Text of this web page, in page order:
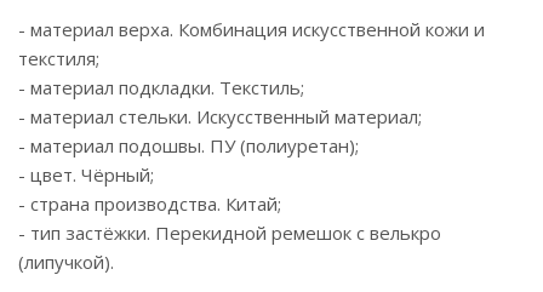
- материал верха. Комбинация искусственной кожи и
текстиля;
- материал подкладки. Текстиль;
- материал стельки. Искусственный материал;
- материал подошвы. ПУ (полиуретан);
- цвет. Чёрный;
- страна производства. Китай;
- тип застёжки. Перекидной ремешок с велькро
(липучкой).